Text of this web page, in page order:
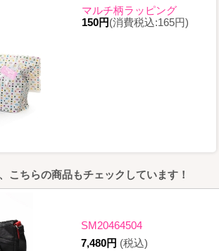
マルチ柄ラッピング
150円(消費税込:165円)
こちらの商品もチェックしています！
SM20464504
7,480円 (税込)